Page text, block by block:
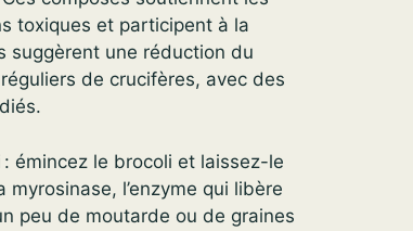
toxiques et participent à la
suggèrent une réduction du
de crucifères, avec des
émincez le brocoli et laissez-le
l’enzyme qui libère
peu de moutarde ou de graines